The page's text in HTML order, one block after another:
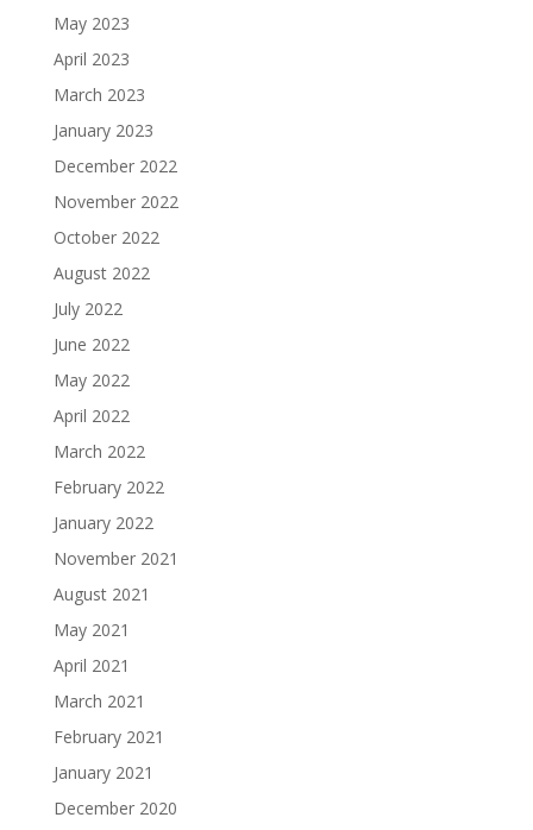
May 2023
April 2023
March 2023
January 2023
December 2022
November 2022
October 2022
August 2022
July 2022
June 2022
May 2022
April 2022
March 2022
February 2022
January 2022
November 2021
August 2021
May 2021
April 2021
March 2021
February 2021
January 2021
December 2020